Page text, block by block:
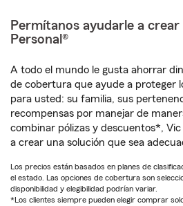
Permítanos ayudarle a crear
Personal®
A todo el mundo le gusta ahorrar
de cobertura que ayude a proteger
para usted: su familia, sus
recompensas por manejar de
combinar pólizas y descuentos*,
a crear una solución que sea
Los precios están basados en planes de
el estado. Las opciones de cobertura son
disponibilidad y elegibilidad podrían variar.
*Los clientes siempre pueden elegir comprar